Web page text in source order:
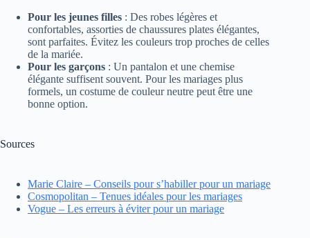
Pour les jeunes filles : Des robes légères et
confortables, assorties de chaussures plates élégantes,
sont parfaites. Évitez les couleurs trop proches de celles
de la mariée.
Pour les garçons : Un pantalon et une chemise
élégante suffisent souvent. Pour les mariages plus
formels, un costume de couleur neutre peut être une
bonne option.
Sources
Marie Claire – Conseils pour s’habiller pour un mariage
Cosmopolitan – Tenues idéales pour les mariages
Vogue – Les erreurs à éviter pour un mariage